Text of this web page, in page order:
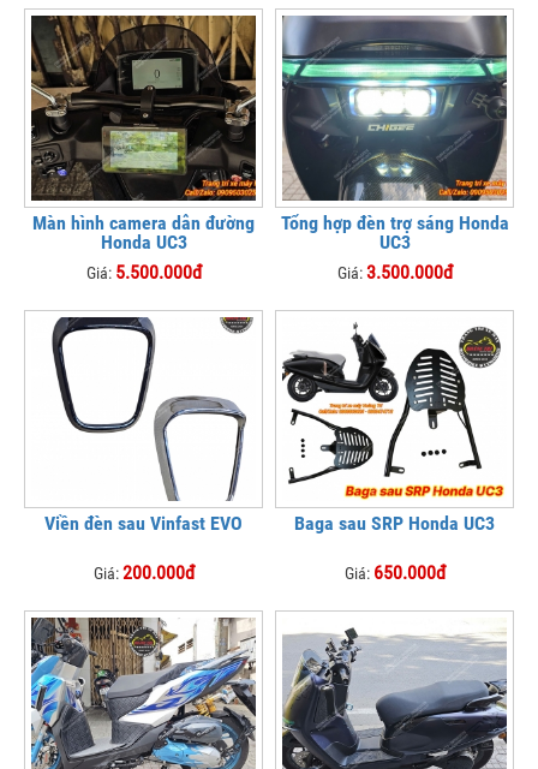
Màn hình camera dẫn đường
Honda UC3
Giá: 5.500.000đ
Tổng hợp đèn trợ sáng Honda
UC3
Giá:3.500.000đ
Viền đèn sau Vinfast EVO
Giá:200.000đ
Baga sau SRP Honda UC3
Giá: 650.000đ